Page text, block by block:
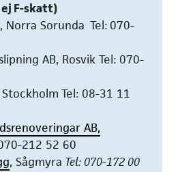
ej F-skatt)
Norra Sorunda Tel: 070-
AB, Rosvik Tel: 070-
Stockholm Tel: 08-31 11
AB,
212 52 60
, Sågmyra Tel: 070-172 00